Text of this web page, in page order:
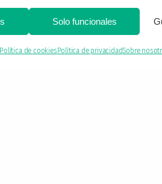
Solo funcionales
Política de cookies Política de privacidadSobre